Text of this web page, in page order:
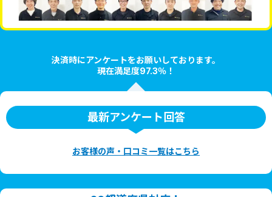
決済時にアンケートをお願いしております。
現在満足度97.3％！
最新アンケート回答
お客様の声・口コミ一覧はこちら